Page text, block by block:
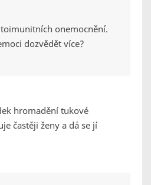
onemocnění.
dozvědět více?
hromadění tukové
častěji ženy a dá se jí